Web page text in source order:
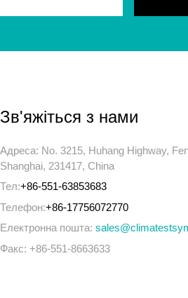
Зв'яжіться з нами
Адреса: No. 3215, Huhang Highway,
Shanghai, 231417, China
Тел:+86-551-63853683
Телефон:+86-17756072770
Електронна пошта:
Факс: +86-551-8663633